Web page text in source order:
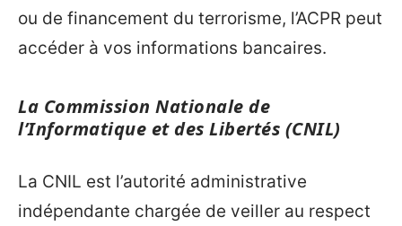
ou de financement du terrorisme, l’ACPR peut
accéder à vos informations bancaires.
La Commission Nationale de
l’Informatique et des Libertés (CNIL)
La CNIL est l’autorité administrative
indépendante chargée de veiller au respect